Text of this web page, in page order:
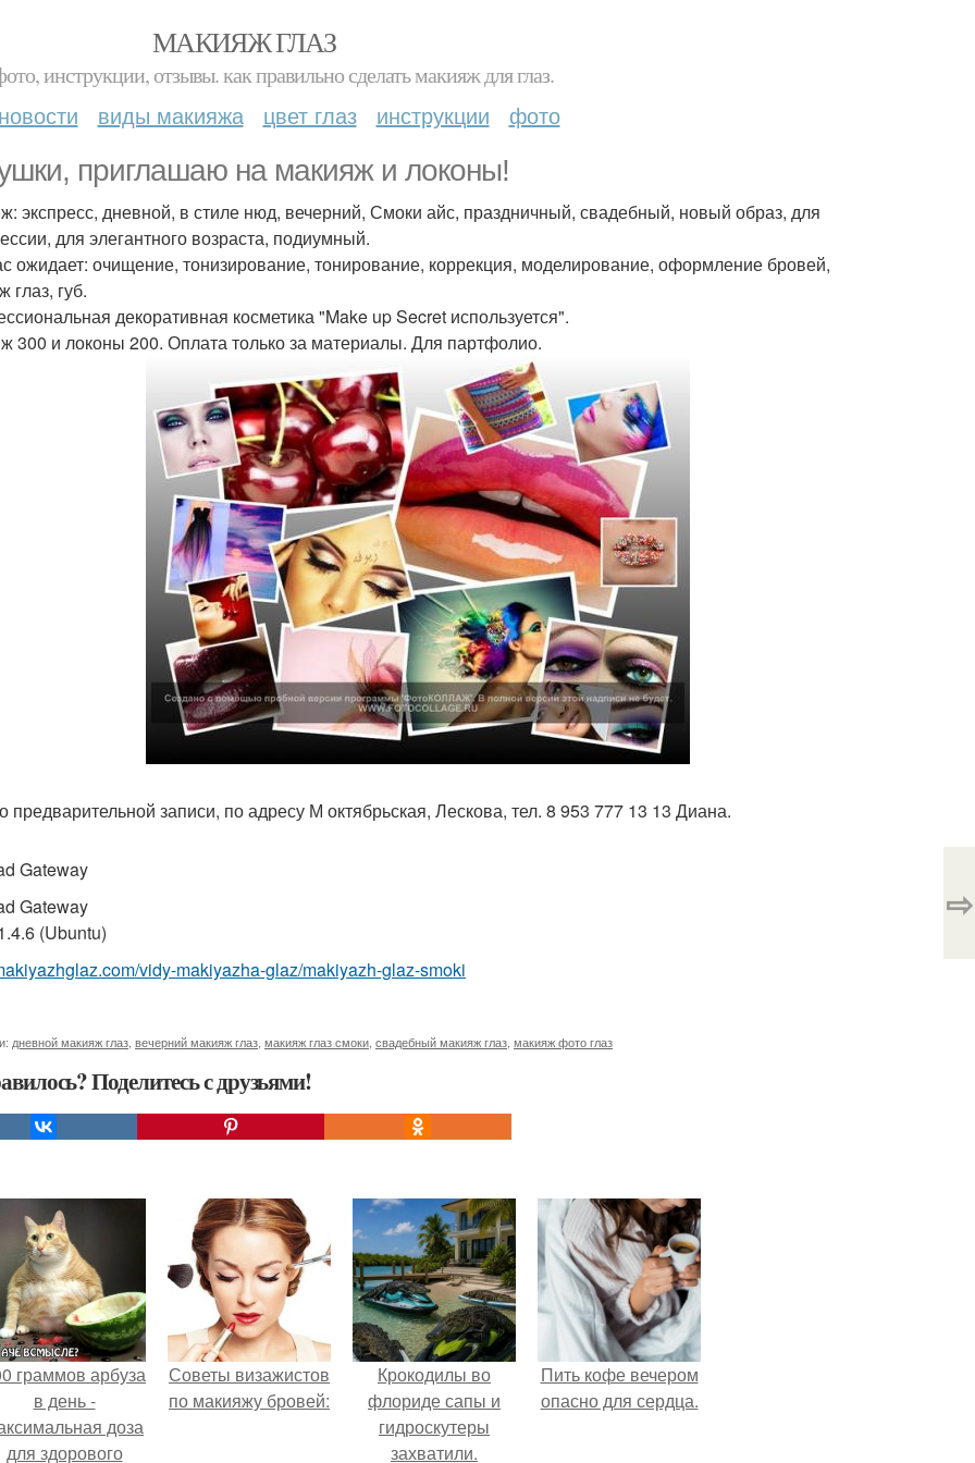
МАКИЯЖ ГЛАЗ
инструкции, отзывы. как правильно сделать макияж для глаз.
виды макияжа цвет глаз инструкции фото
приглашаю на макияж и локоны!
экспресс, дневной, в стиле нюд, вечерний, Смоки айс, праздничный, свадебный, новый образ, для
для элегантного возраста, подиумный.
ожидает: очищение, тонизирование, тонирование, коррекция, моделирование, оформление бровей,
глаз, губ.
декоративная косметика "Make up Secret используется".
300 и локоны 200. Оплата только за материалы. Для партфолио.
предварительной записи, по адресу М октябрьская, Лескова, тел. 8 953 777 13 13 Диана.
Gateway
Gateway
(Ubuntu)
vidy-makiyazha-glaz/makiyazh-glaz-smoki
дневной макияж глаз вечерний макияж глаз макияж глаз смоки свадебный макияж глаз макияж фото глаз
Поделитесь с друзьями!
⇨
граммов арбуза
в день -
доза
для здорового
Советы визажистов
по макияжу бровей:
Крокодилы во
флориде сапы и
гидроскутеры
захватили.
Пить кофе вечером
опасно для сердца.